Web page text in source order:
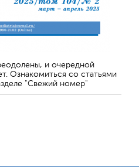
и очередной
Ознакомиться со статьями
"Свежий номер"